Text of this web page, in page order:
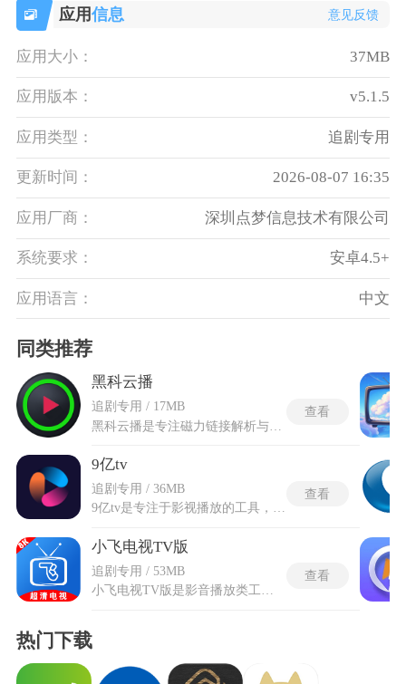
应用信息 意见反馈
应用大小： 37MB
应用版本： v5.1.5
应用类型： 追剧专用
更新时间： 2026-08-07 16:35
应用厂商： 深圳点梦信息技术有限公司
系统要求： 安卓4.5+
应用语言： 中文
同类推荐
黑科云播
追剧专用 / 17MB
查看
9亿tv
追剧专用 / 36MB
9亿tv是专注于影视播放的工具，内置了数十条独立的影视播放线路，在点击同一部影片时会看到多个可选播放通道，每条线路在解析清晰度、加载缓冲耗时以及源码解码形式上各不相同，部分线路支持直接拖拽进度条实现实时连播。9亿TV软件将智能搜索引擎与影片题材进行了深度挂钩，输入拼音首字母简写或全拼组合均可定位到对应内容。还搭建了飙升榜、新片榜与热播榜三套推荐逻辑，可以通过榜单变化自行判断近期值得观看的内容池。
查看
小飞电视TV版
追剧专用 / 53MB
查看
热门下载